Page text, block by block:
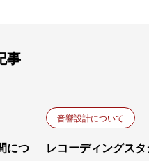
事
につ
音響設計について
レコーディングス